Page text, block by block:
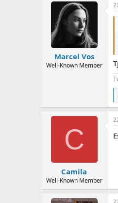
Marcel Vos
Well-Known Member
i
C
Camila
Well-Known Member